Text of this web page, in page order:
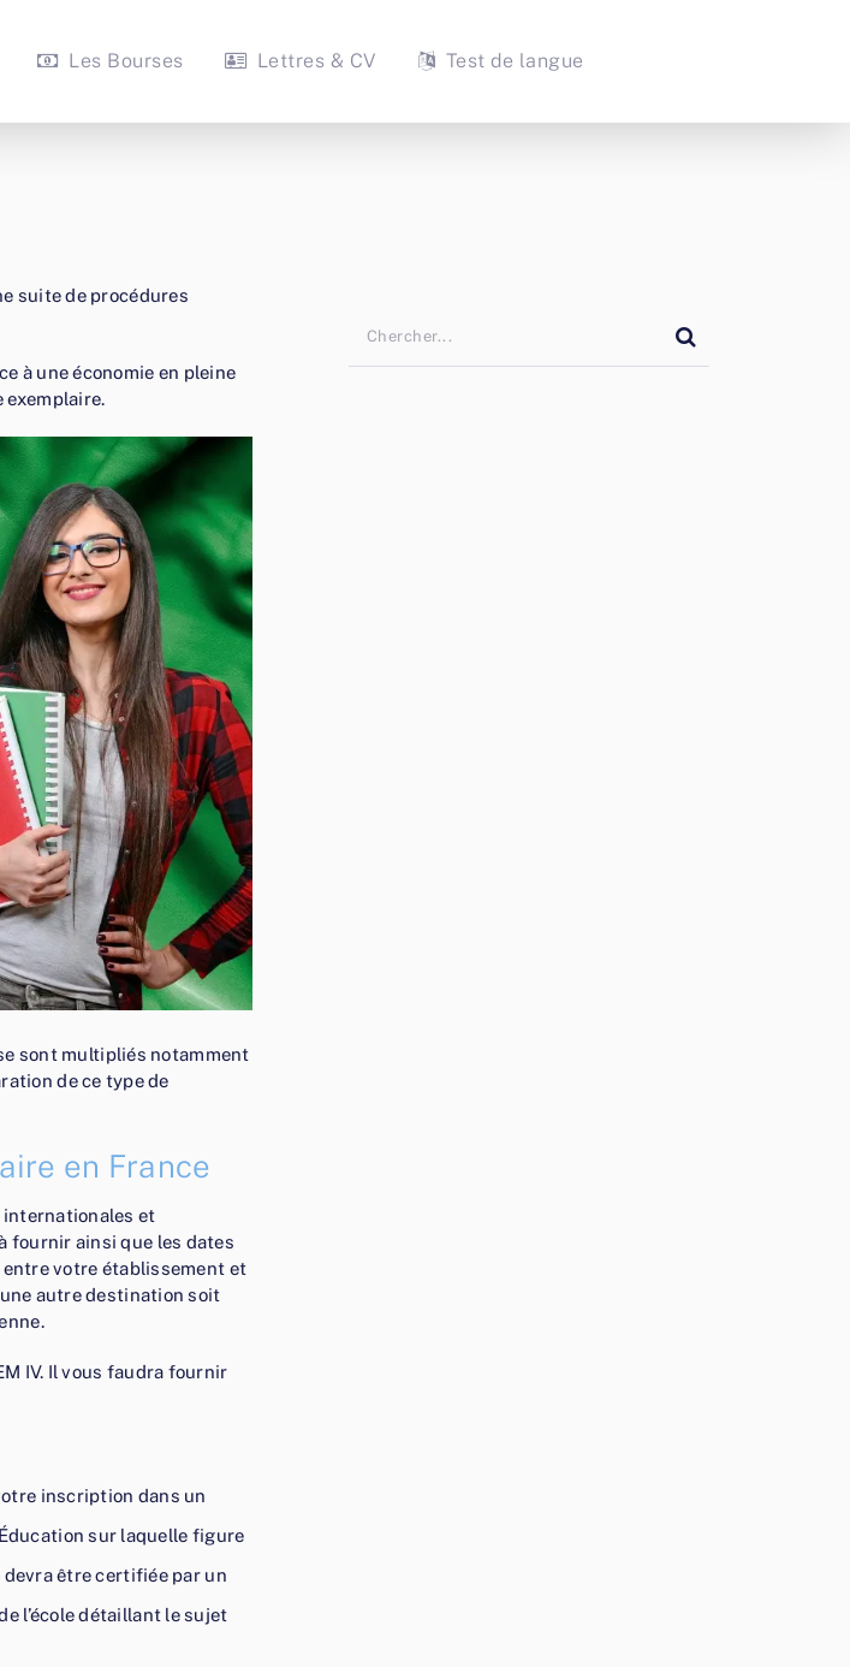
Les Bourses Lettres & CV Test de langue
suite de procédures
à une économie en pleine
exemplaire.
sont multipliés notamment
de ce type de
en France
internationales et
fournir ainsi que les dates
entre votre établissement et
autre destination soit
IV. Il vous faudra fournir
inscription dans un
sur laquelle figure
devra être certifiée par un
l’école détaillant le sujet